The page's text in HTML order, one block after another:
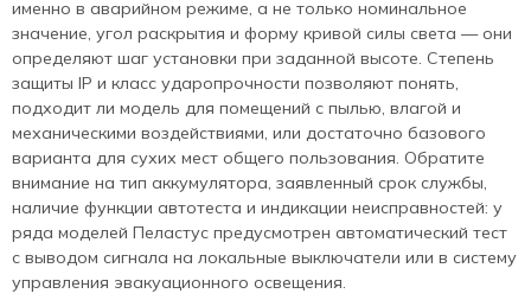
именно в аварийном режиме, а не только номинальное
значение, угол раскрытия и форму кривой силы света — они
определяют шаг установки при заданной высоте. Степень
защиты IP и класс ударопрочности позволяют понять,
подходит ли модель для помещений с пылью, влагой и
механическими воздействиями, или достаточно базового
варианта для сухих мест общего пользования. Обратите
внимание на тип аккумулятора, заявленный срок службы,
наличие функции автотеста и индикации неисправностей: у
ряда моделей Пеластус предусмотрен автоматический тест
с выводом сигнала на локальные выключатели или в систему
управления эвакуационного освещения.